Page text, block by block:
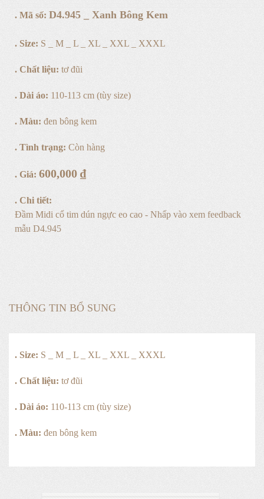
Xanh
Bông
. Mã số: D4.945 _ Xanh Bông Kem
. Size: S _ M _ L _ XL _ XXL _ XXXL
. Chất liệu: tơ đũi
. Dài áo: 110-113 cm (tùy size)
. Màu: đen bông kem
. Tình trạng: Còn hàng
. Giá: 600,000 ₫
. Chi tiết:
Đầm Midi cổ tim dún ngực eo cao - Nhấp vào xem feedback
mẫu D4.945
THÔNG TIN BỔ SUNG
. Size: S _ M _ L _ XL _ XXL _ XXXL
. Chất liệu: tơ đũi
. Dài áo: 110-113 cm (tùy size)
. Màu: đen bông kem